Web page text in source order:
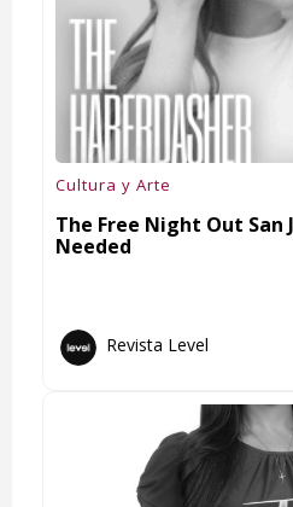
Cultura y Arte
The Free Night Out San
Needed
Revista Level